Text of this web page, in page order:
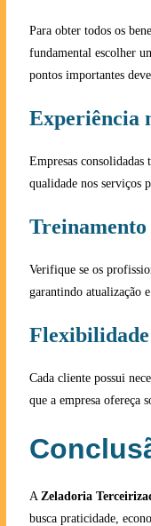
Para obter todos os
fundamental escolher
pontos importantes
Experiência
Empresas consolidadas
qualidade nos serviços
Treinamento
Verifique se os
garantindo atualização
Cada cliente possui
que a empresa ofereça
A Zeladoria
busca praticidade,